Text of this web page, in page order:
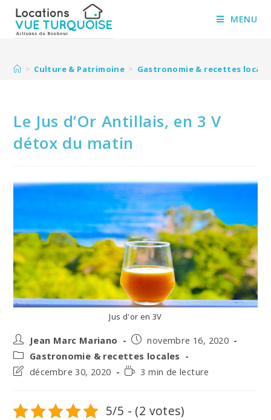
content
MENU
> Culture & Patrimoine > Gastronomie & recettes
Le Jus d’Or Antillais, en 3 V
détox du matin
Jus d'or en 3V
Auteur/autrice
de
la
publication :
Jean Marc Mariano
Post
published:
novembre 16, 2020
Post
category:
Gastronomie & recettes locales
Postdécembre 30, 2020
Temps3 min de lecture
5/5 - (2 votes)